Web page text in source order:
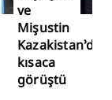
ve
Mişustin
Kazakistan’da
kısaca
görüştü